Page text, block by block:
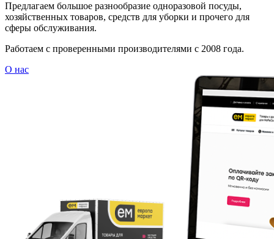
Предлагаем большое разнообразие одноразовой посуды,
хозяйственных товаров, средств для уборки и прочего для
сферы обслуживания.
Работаем с проверенными производителями с 2008 года.
О нас